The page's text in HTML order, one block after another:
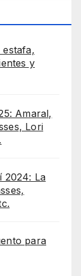
y
Amaral,
Lori
2024: La
para